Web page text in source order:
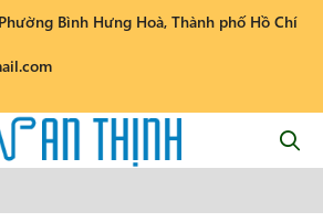
Bình Hưng Hoà, Thành phố Hồ Chí